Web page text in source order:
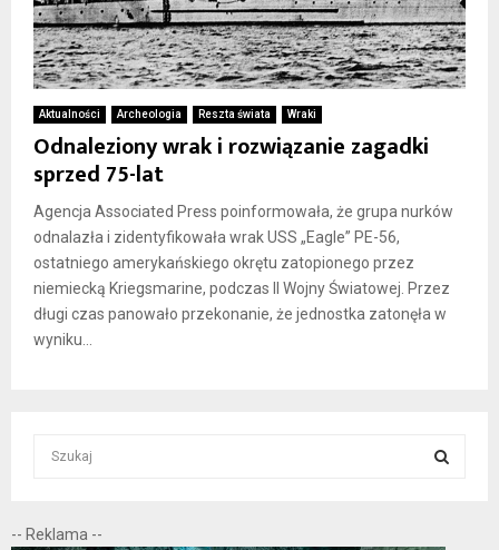
Aktualności Archeologia Reszta świata Wraki
Odnaleziony wrak i rozwiązanie zagadki
sprzed 75-lat
Agencja Associated Press poinformowała, że grupa nurków
odnalazła i zidentyfikowała wrak USS „Eagle” PE-56,
ostatniego amerykańskiego okrętu zatopionego przez
niemiecką Kriegsmarine, podczas II Wojny Światowej. Przez
długi czas panowało przekonanie, że jednostka zatonęła w
wyniku...
c
E
-- Reklama --